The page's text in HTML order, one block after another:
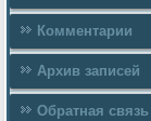
Комментарии
Архив записей
Обратная связь